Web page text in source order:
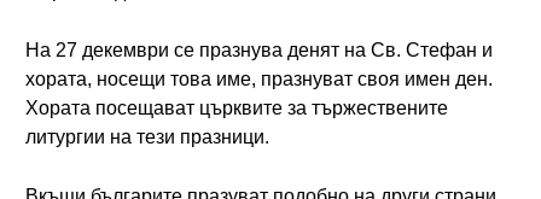
На 27 декември се празнува денят на Св. Стефан и
хората, носещи това име, празнуват своя имен ден.
Хората посещават църквите за тържествените
литургии на тези празници.